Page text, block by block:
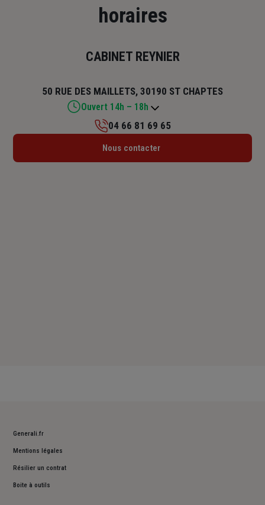
horaires
CABINET REYNIER
50 RUE DES MAILLETS, 30190 ST CHAPTES
Ouvert 14h – 18h
Lundi : 14h – 18h
04 66 81 69 65
Nous contacter
Generali.fr
Mentions légales
Résilier un contrat
Boite à outils